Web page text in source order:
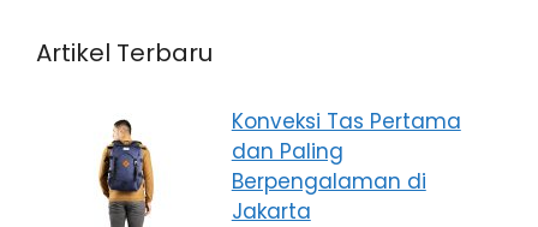
Artikel Terbaru
Konveksi Tas Pertama
dan Paling
Berpengalaman di
Jakarta